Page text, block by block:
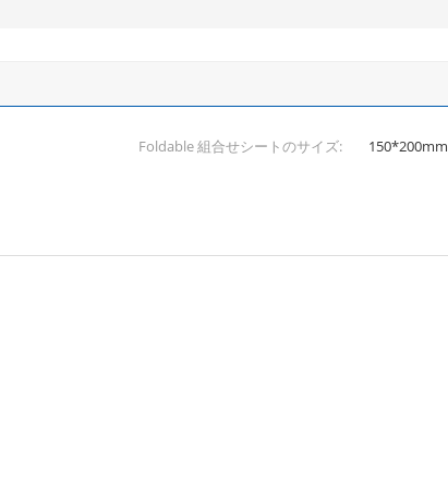
Foldable 組合せシートのサイズ:
150*200mm